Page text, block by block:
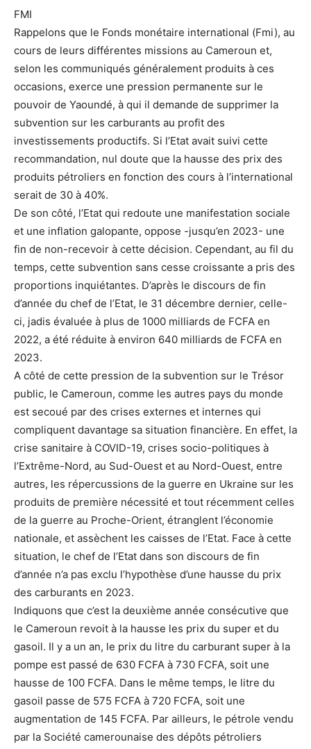
FMI
Rappelons que le Fonds monétaire international (Fmi), au
cours de leurs différentes missions au Cameroun et,
selon les communiqués généralement produits à ces
occasions, exerce une pression permanente sur le
pouvoir de Yaoundé, à qui il demande de supprimer la
subvention sur les carburants au profit des
investissements productifs. Si l’Etat avait suivi cette
recommandation, nul doute que la hausse des prix des
produits pétroliers en fonction des cours à l’international
serait de 30 à 40%.
De son côté, l’Etat qui redoute une manifestation sociale
et une inflation galopante, oppose -jusqu’en 2023- une
fin de non-recevoir à cette décision. Cependant, au fil du
temps, cette subvention sans cesse croissante a pris des
proportions inquiétantes. D’après le discours de fin
d’année du chef de l’Etat, le 31 décembre dernier, celle-
ci, jadis évaluée à plus de 1000 milliards de FCFA en
2022, a été réduite à environ 640 milliards de FCFA en
2023.
A côté de cette pression de la subvention sur le Trésor
public, le Cameroun, comme les autres pays du monde
est secoué par des crises externes et internes qui
compliquent davantage sa situation financière. En effet, la
crise sanitaire à COVID-19, crises socio-politiques à
l’Extrême-Nord, au Sud-Ouest et au Nord-Ouest, entre
autres, les répercussions de la guerre en Ukraine sur les
produits de première nécessité et tout récemment celles
de la guerre au Proche-Orient, étranglent l’économie
nationale, et assèchent les caisses de l’Etat. Face à cette
situation, le chef de l’Etat dans son discours de fin
d’année n’a pas exclu l’hypothèse d’une hausse du prix
des carburants en 2023.
Indiquons que c’est la deuxième année consécutive que
le Cameroun revoit à la hausse les prix du super et du
gasoil. Il y a un an, le prix du litre du carburant super à la
pompe est passé de 630 FCFA à 730 FCFA, soit une
hausse de 100 FCFA. Dans le même temps, le litre du
gasoil passe de 575 FCFA à 720 FCFA, soit une
augmentation de 145 FCFA. Par ailleurs, le pétrole vendu
par la Société camerounaise des dépôts pétroliers